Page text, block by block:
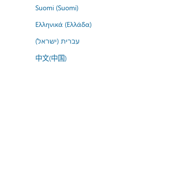
Suomi (Suomi)
Ελληνικά (Ελλάδα)
עברית (ישראל)
中文(中国)